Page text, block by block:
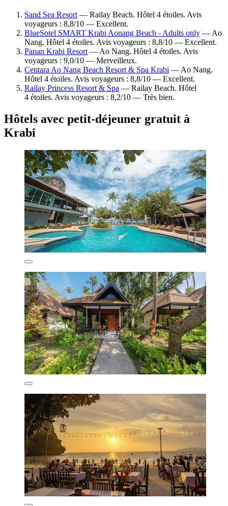
Sand Sea Resort — Railay Beach. Hôtel 4 étoiles. Avis
voyageurs : 8,8/10 — Excellent.
BlueSotel SMART Krabi Aonang Beach - Adults only — Ao
Nang. Hôtel 4 étoiles. Avis voyageurs : 8,8/10 — Excellent.
Panan Krabi Resort — Ao Nang. Hôtel 4 étoiles. Avis
voyageurs : 9,0/10 — Merveilleux.
Centara Ao Nang Beach Resort & Spa Krabi — Ao Nang.
Hôtel 4 étoiles. Avis voyageurs : 8,8/10 — Excellent.
Railay Princess Resort & Spa — Railay Beach. Hôtel
4 étoiles. Avis voyageurs : 8,2/10 — Très bien.
Hôtels avec petit-déjeuner gratuit à
Krabi